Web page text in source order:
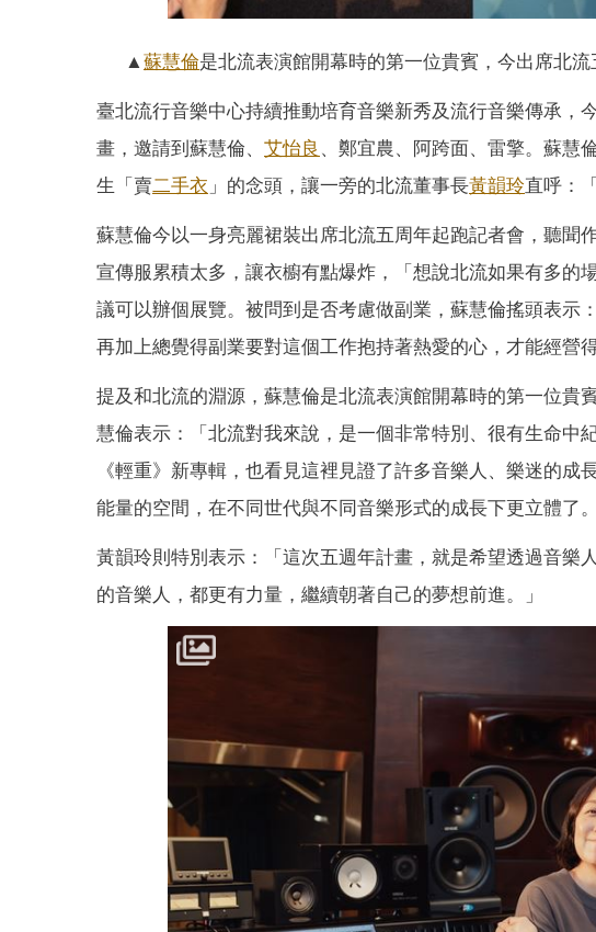
▲ 蘇慧倫是北流表演館開幕時的第一位貴賓，今出席北
臺北流行音樂中心持續推動培育音樂新秀及流行音樂傳承，
畫，邀請到蘇慧倫、 艾怡良 、鄭宜農、阿跨面、雷擎。蘇慧
生「賣二手衣 」的念頭，讓一旁的北流董事長黃韻玲直呼：
蘇慧倫今以一身亮麗裙裝出席北流五周年起跑記者會，聽聞
宣傳服累積太多，讓衣櫥有點爆炸，「想說北流如果有多的
議可以辦個展覽。被問到是否考慮做副業，蘇慧倫搖頭表示
再加上總覺得副業要對這個工作抱持著熱愛的心，才能經營得
提及和北流的淵源，蘇慧倫是北流表演館開幕時的第一位貴
慧倫表示：「北流對我來說，是一個非常特別、很有生命中
《輕重》新專輯，也看見這裡見證了許多音樂人、樂迷的
能量的空間，在不同世代與不同音樂形式的成長下更立體了。
黃韻玲則特別表示：「這次五週年計畫，就是希望透過音樂
的音樂人，都更有力量，繼續朝著自己的夢想前進。」